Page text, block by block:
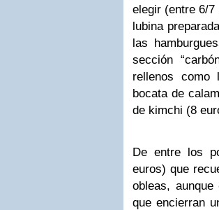
elegir (entre 6/
lubina
las
sección
rellenos como
bocata de
de kimchi (8
De entre los
euros) que
obleas,
que encierran